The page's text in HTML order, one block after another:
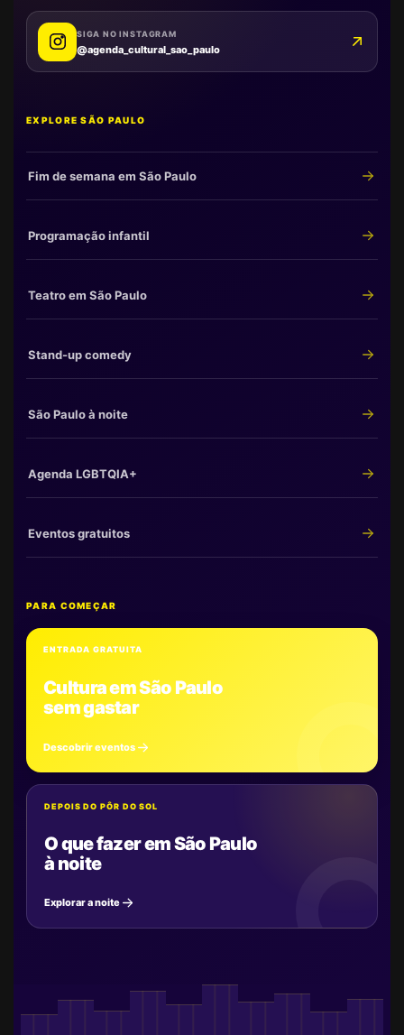
SIGA NO INSTAGRAM
@agenda_cultural_sao_paulo
EXPLORE SÃO PAULO
Fim de semana em São Paulo
Programação infantil
Teatro em São Paulo
Stand-up comedy
São Paulo à noite
Agenda LGBTQIA+
Eventos gratuitos
PARA COMEÇAR
ENTRADA GRATUITA
Cultura em São Paulo
sem gastar
Descobrir eventos
DEPOIS DO PÔR DO SOL
O que fazer em São Paulo
à noite
Explorar a noite